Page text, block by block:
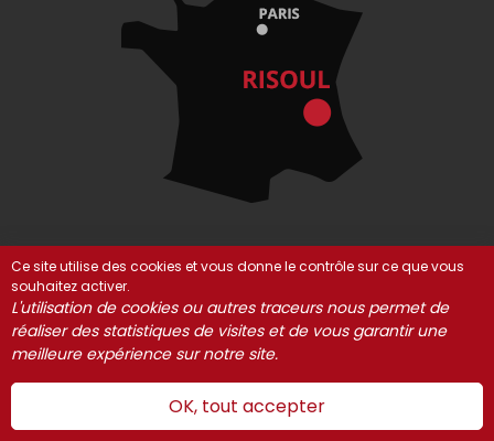
© Risoul 2021-2025 Mentions Légales
Partenaires
Gestion des cookies
Ce site utilise des cookies et vous donne le contrôle sur ce que vous
souhaitez activer.
L'utilisation de cookies ou autres traceurs nous permet de
réaliser des statistiques de visites et de vous garantir une
meilleure expérience sur notre site.
OK, tout accepter